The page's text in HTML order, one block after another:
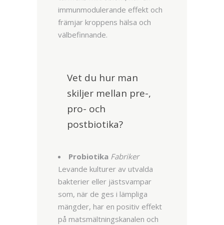
immunmodulerande effekt och
främjar kroppens hälsa och
välbefinnande.
Vet du hur man
skiljer mellan pre-,
pro- och
postbiotika?
Probiotika Fabriker
Levande kulturer av utvalda
bakterier eller jästsvampar
som, när de ges i lämpliga
mängder, har en positiv effekt
på matsmältningskanalen och